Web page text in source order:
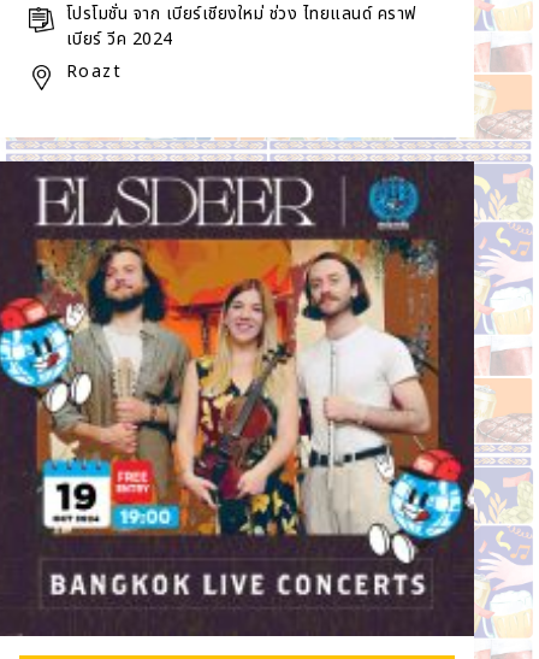
โปรโมชั่น จาก เบียร์เชียงใหม่ ช่วง ไทยแลนด์ คราฟ
เบียร์ วีค 2024
Roazt